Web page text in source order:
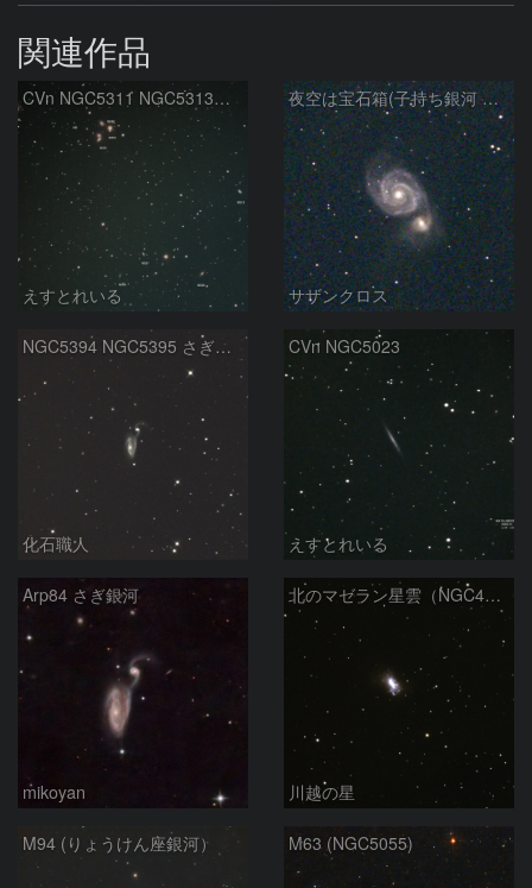
関連作品
CVn NGC5311 NGC5313付近
えすとれいる
夜空は宝石箱(子持ち銀河 M51) Seestar50
サザンクロス
NGC5394 NGC5395 さぎ銀河 りょうけん座
化石職人
CVn NGC5023
えすとれいる
Arp84 さぎ銀河
mikoyan
北のマゼラン星雲（NGC4440)
川越の星
M94 (りょうけん座銀河） M63 (NGC5055)